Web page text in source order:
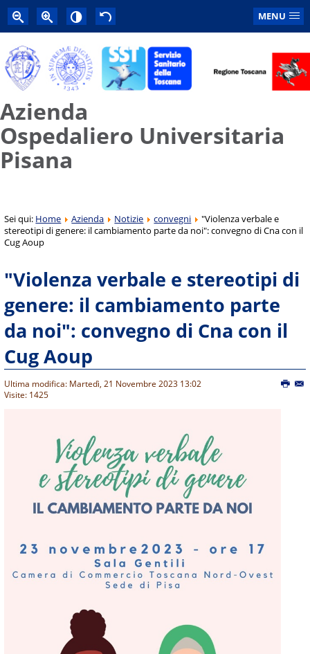
MENU
Azienda
Ospedaliero Universitaria
Pisana
Sei qui: Home Azienda Notizie convegni
"Violenza verbale e
stereotipi di genere: il cambiamento parte da noi": convegno di Cna con il
Cug Aoup
"Violenza verbale e stereotipi di
genere: il cambiamento parte
da noi": convegno di Cna con il
Cug Aoup
Ultima modifica: Martedì, 21 Novembre 2023 13:02
Visite: 1425